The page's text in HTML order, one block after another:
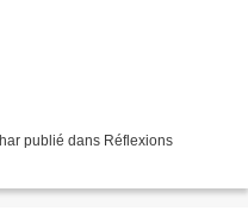
publié dans Réflexions